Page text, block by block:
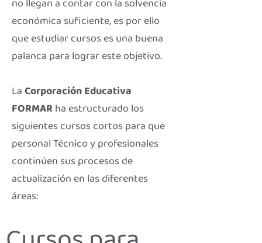
no llegan a contar con la solvencia
económica suficiente, es por ello
que estudiar cursos es una buena
palanca para lograr este objetivo.
LaCorporación Educativa
FORMAR ha estructurado los
siguientes cursos cortos para que
personal Técnico y profesionales
continúen sus procesos de
actualización en las diferentes
áreas: